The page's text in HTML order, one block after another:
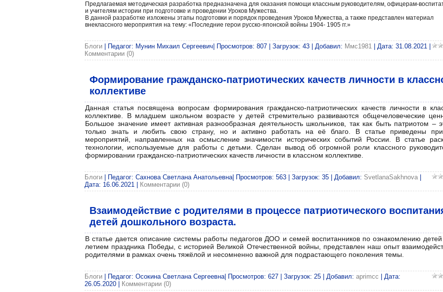
Предлагаемая методическая разработка предназначена для оказания помощи классным руководителям, офицерам-
и учителям истории при подготовке и проведении Уроков Мужества.
В данной разработке изложены этапы подготовки и порядок проведения Уроков Мужества, а также представлен материал
внеклассного мероприятия на тему: «Последние герои русско-японской войны 1904- 1905 гг.»
Блоги | Педагог: Мунин Михаил Сергеевич| Просмотров: 807 | Загрузок: 43 | Добавил: Ммс1981 | Дата: 31.08.2021
Комментарии (0)
Формирование гражданско-патриотических качеств личности в
коллективе
Данная статья посвящена вопросам формирования гражданско-патриотических качеств личности в
коллективе. В младшем школьном возрасте у детей стремительно развиваются общечеловеческие
Большое значение имеет активная разнообразная деятельность школьников, так как быть патриотом –
только знать и любить свою страну, но и активно работать на её благо. В статье приведены
мероприятий, направленных на осмысление значимости исторических событий России. В статье
технологии, используемые для работы с детьми. Сделан вывод об огромной роли классного
формировании гражданско-патриотических качеств личности в классном коллективе.
Блоги | Педагог: Сахнова Светлана Анатольевна| Просмотров: 563 | Загрузок: 35 | Добавил: SvetlanaSakhnova
Дата: 16.06.2021 Комментарии (0)
Взаимодействие с родителями в процессе патриотического
детей дошкольного возраста.
В статье дается описание системы работы педагогов ДОО и семей воспитанников по ознакомлению
летием праздника Победы, с историей Великой Отечественной войны, представлен наш опыт
родителями в рамках очень тяжёлой и несомненно важной для подрастающего поколения темы.
Блоги | Педагог: Осокина Светлана Сергеевна| Просмотров: 627 | Загрузок: 25 | Добавил: aprimcc | Дата:
26.05.2020
Комментарии (0)